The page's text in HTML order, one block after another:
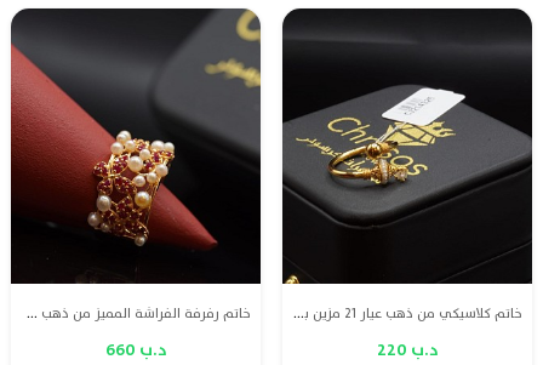
خاتم كلاسيكي من ذهب عيار 21 مزين بلؤلؤ طبيعي بحريني، تصميم يجمع بين الأصالة والبساطة الراقية.
د.ب 220
خاتم رفرفة الفراشة المميز من ذهب عيار 21، مزين بلؤلؤ طبيعي بحريني وياقوت أحمر طبيعي لإطلالة تنبض بالجمال والفخامة.
د.ب 660